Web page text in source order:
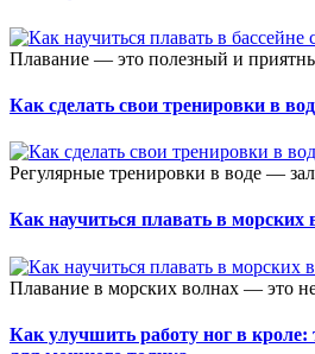
Плавание — это полезный и
Как сделать свои тренировки в
Регулярные тренировки в воде —
Как научиться плавать в морских
Плавание в морских волнах — это
Как улучшить работу ног в